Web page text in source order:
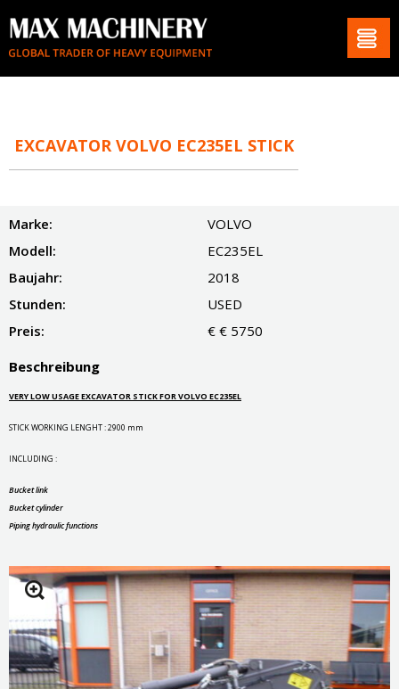
EXCAVATOR VOLVO EC235EL STICK
Marke:
VOLVO
Modell:
EC235EL
Baujahr:
2018
Stunden:
USED
Preis:
€ € 5750
Beschreibung
VERY LOW USAGE EXCAVATOR STICK FOR VOLVO EC235EL
STICK WORKING LENGHT : 2900 mm
INCLUDING :
Bucket link
Bucket cylinder
Piping hydraulic functions